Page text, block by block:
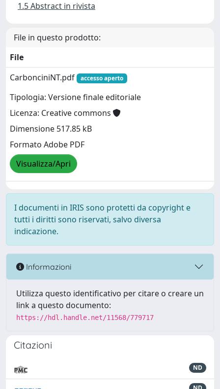
1.5 Abstract in rivista
File in questo prodotto:
File
CarbonciniNT.pdf
accesso aperto
Tipologia: Versione finale editoriale
Licenza: Creative commons
Dimensione 517.85 kB
Formato Adobe PDF
Visualizza/Apri
I documenti in IRIS sono protetti da copyright e
tutti i diritti sono riservati, salvo diversa
indicazione.
Informazioni
Utilizza questo identificativo per citare o creare un
link a questo documento:
https://hdl.handle.net/11568/779717
Citazioni
ND